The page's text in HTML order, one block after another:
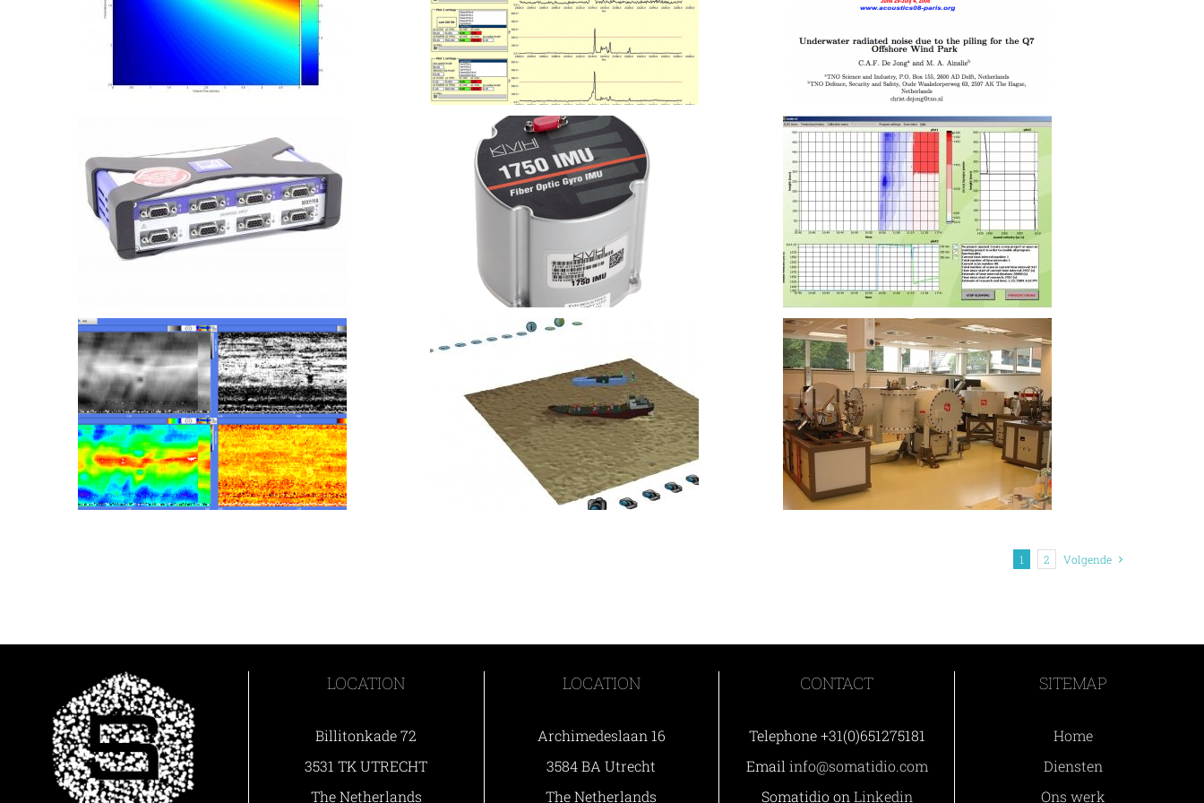
1 2 Volgende
LOCATION
Billitonkade 72
3531 TK UTRECHT
The Netherlands
LOCATION
Archimedeslaan 16
3584 BA Utrecht
The Netherlands
CONTACT
Telephone +31(0)651275181
Email info@somatidio.com
Somatidio on Linkedin
SITEMAP
Home
Diensten
Ons werk